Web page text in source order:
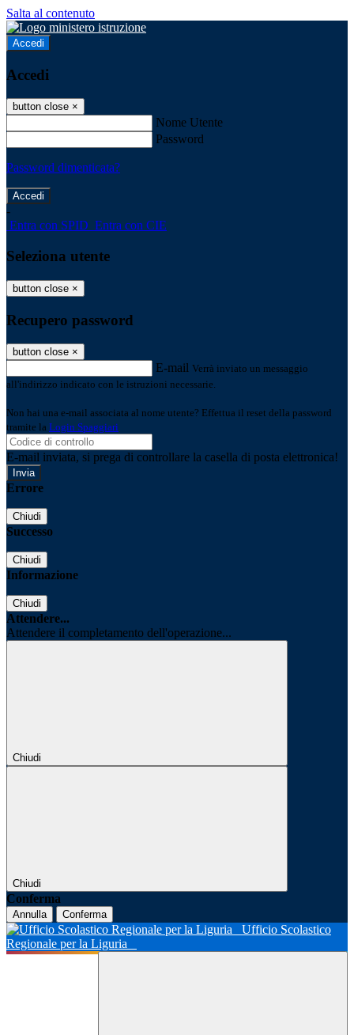
Salta al contenuto
Accedi
Accedi
button close ×
Nome Utente
Password
Password dimenticata?
-
Entra con SPID Entra con CIE
Seleziona utente
button close ×
Recupero password
button close ×
E-mail Verrà inviato un messaggio
all'indirizzo indicato con le istruzioni necessarie.
Non hai una e-mail associata al nome utente? Effettua il reset della password
tramite la Login Spaggiari
E-mail inviata, si prega di controllare la casella di posta elettronica!
Errore
Chiudi
Successo
Chiudi
Informazione
Chiudi
Attendere...
Attendere il completamento dell'operazione...
Chiudi
Chiudi
Conferma
Annulla Conferma
Ufficio Scolastico
Regionale per la Liguria